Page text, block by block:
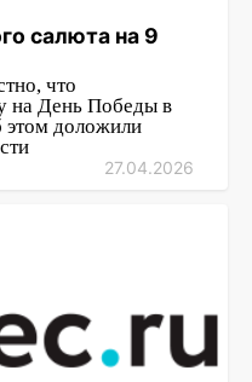
салюта на 9
что
на День Победы в
этом доложили
27.04.2026